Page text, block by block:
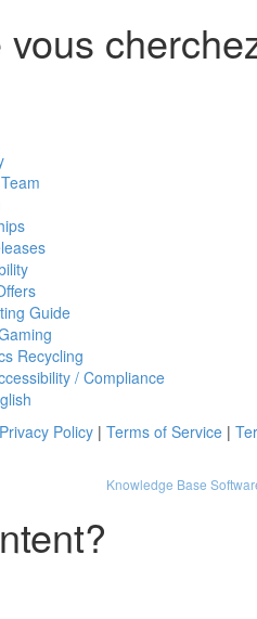
Guide
Recycling
/ Compliance
Privacy Policy| Terms of Service|
Knowledge Base